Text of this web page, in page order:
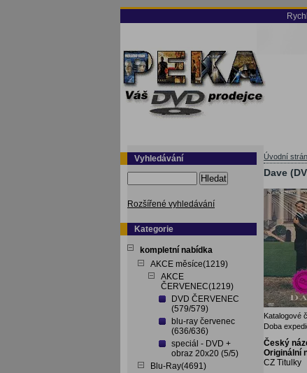
Vyhledávání
Hledat
Rozšířené vyhledávání
Kategorie
kompletní nabídka
AKCE měsíce(1219)
AKCE
ČERVENEC(1219)
DVD ČERVENEC
(579/579)
blu-ray červenec
(636/636)
speciál - DVD +
obraz 20x20 (5/5)
Blu-Ray(4691)
Úvodní
Dave
Katalogové
Doba
Český
Originální
CZ Titulky